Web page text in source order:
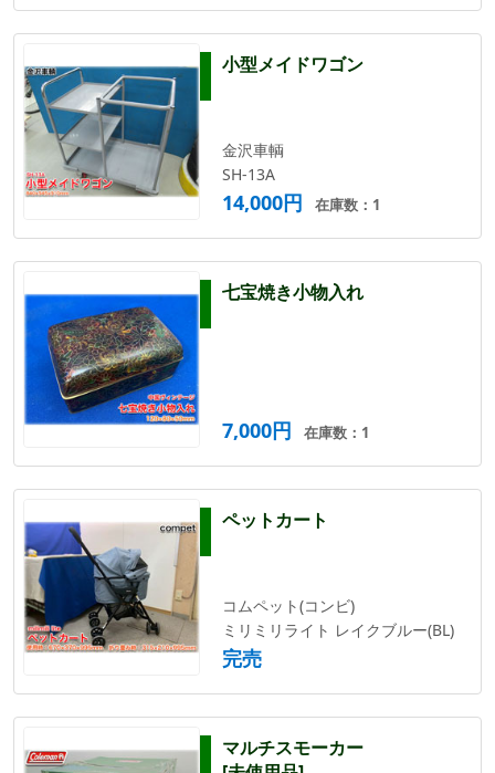
小型メイドワゴン
金沢車輌
SH-13A
14,000円 在庫数：1
七宝焼き小物入れ
7,000円 在庫数：1
ペットカート
コムペット(コンビ)
ミリミリライト レイクブルー(BL)
完売
マルチスモーカー